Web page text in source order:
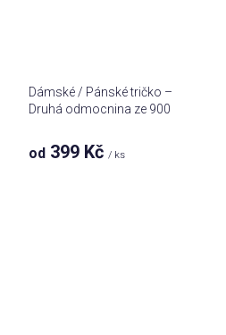
Dámské / Pánské tričko –
Druhá odmocnina ze 900
od 399 Kč/ ks